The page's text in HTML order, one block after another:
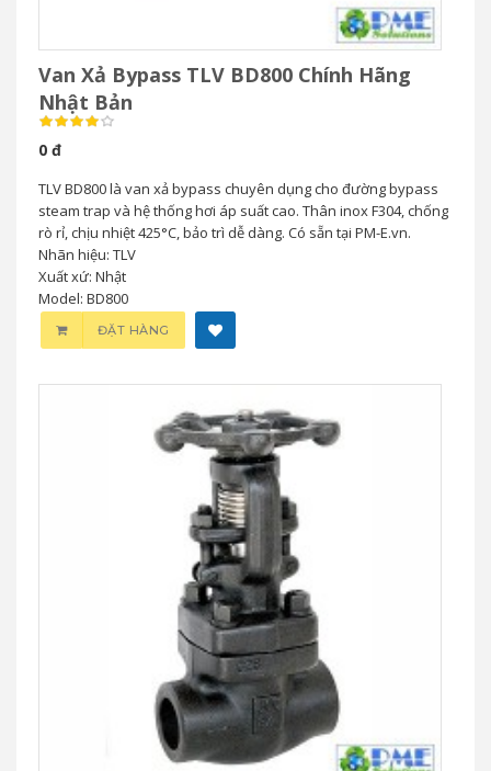
Van Xả Bypass TLV BD800 Chính Hãng
Nhật Bản
0 đ
TLV BD800 là van xả bypass chuyên dụng cho đường bypass
steam trap và hệ thống hơi áp suất cao. Thân inox F304, chống
rò rỉ, chịu nhiệt 425°C, bảo trì dễ dàng. Có sẵn tại PM-E.vn.
Nhãn hiệu: TLV
Xuất xứ: Nhật
Model: BD800
ĐẶT HÀNG